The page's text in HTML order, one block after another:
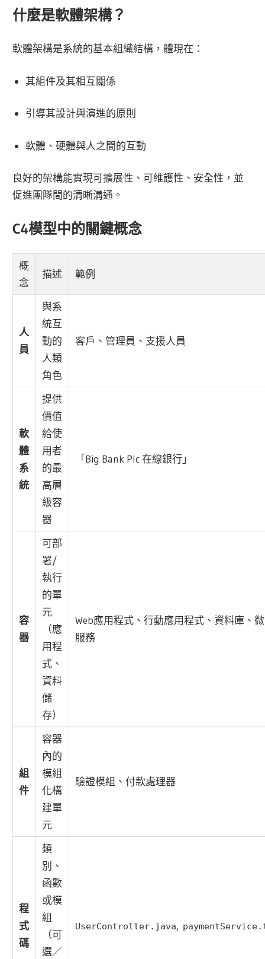
什麼是軟體架構？
軟體架構是系統的基本組織結構，體現在：
其組件及其相互關係
引導其設計與演進的原則
軟體、硬體與人之間的互動
良好的架構能實現可擴展性、可維護性、安全性，並
促進團隊間的清晰溝通。
C4模型中的關鍵概念
概
念
描述 範例
人
員
與系
統互
動的
人類
角色
客戶、管理員、支援人員
軟
體
系
統
提供
價值
給使
用者
的最
高層
級容
器
「Big Bank Plc 在線銀行」
容
器
可部
署/
執行
的單
元
（應
用程
式、
資料
儲
存）
Web應用程式、行動應用程式、資料庫、微
服務
組
件
容器
內的
模組
化構
建單
元
驗證模組、付款處理器
程
式
碼
類
別、
函數
或模
組
（可
選／
UserController.java,